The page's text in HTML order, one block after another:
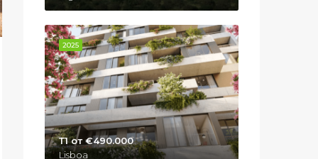
2025
Т1 от €490.000
Lisboa